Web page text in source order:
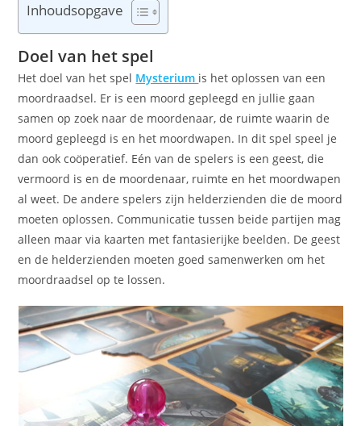
Inhoudsopgave
Doel van het spel
Het doel van het spel Mysterium is het oplossen van een
moordraadsel. Er is een moord gepleegd en jullie gaan
samen op zoek naar de moordenaar, de ruimte waarin de
moord gepleegd is en het moordwapen. In dit spel speel je
dan ook coöperatief. Eén van de spelers is een geest, die
vermoord is en de moordenaar, ruimte en het moordwapen
al weet. De andere spelers zijn helderzienden die de moord
moeten oplossen. Communicatie tussen beide partijen mag
alleen maar via kaarten met fantasierijke beelden. De geest
en de helderzienden moeten goed samenwerken om het
moordraadsel op te lossen.